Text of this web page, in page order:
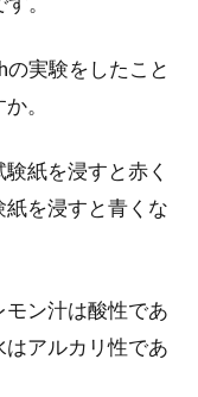
ーの良いコーヒー
とは！？
や会社で、コーヒーや
、意外と多いですよ
頻度は？使いやす
のご紹介
実験をしたこと
。
紙を浸すと赤く
を浸すと青くな
ン汁は酸性であ
アルカリ性であ